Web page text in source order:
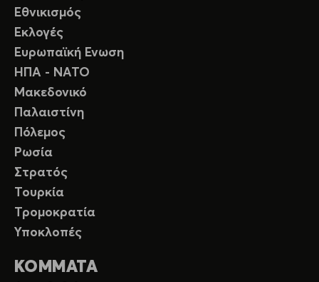
Εθνικισμός
Εκλογές
Ευρωπαϊκή Ενωση
ΗΠΑ - ΝΑΤΟ
Μακεδονικό
Παλαιστίνη
Πόλεμος
Ρωσία
Στρατός
Τουρκία
Τρομοκρατία
Υποκλοπές
ΚΟΜΜΑΤΑ